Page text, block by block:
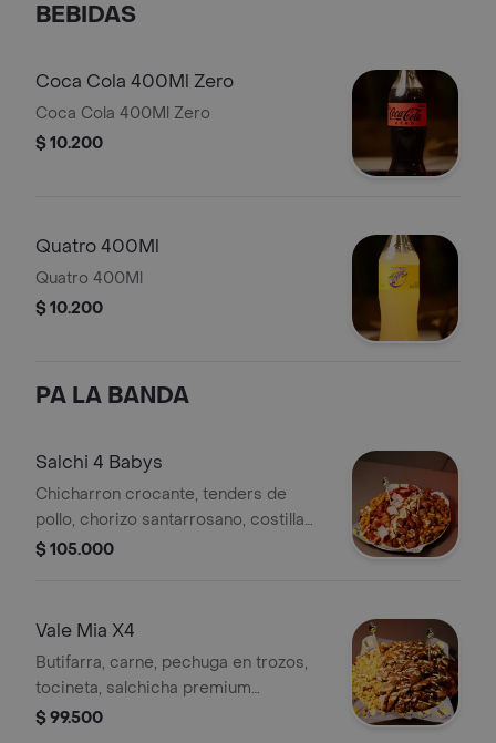
BEBIDAS
Coca Cola 400Ml Zero
Coca Cola 400Ml Zero
$ 10.200
Quatro 400Ml
Quatro 400Ml
$ 10.200
PA LA BANDA
Salchi 4 Babys
Chicharron crocante, tenders de
pollo, chorizo santarrosano, costilla
ahumada, salchicha premium, pico de
francesa)
$ 105.000
Vale Mia X4
Butifarra, carne, pechuga en trozos,
tocineta, salchicha premium
americana, maíz tierno, chorizo, papa
$ 99.500